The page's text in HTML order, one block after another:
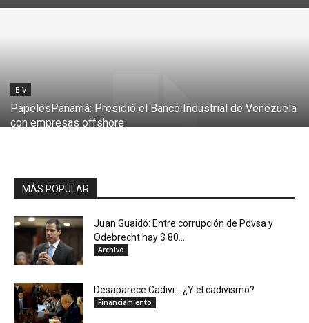
BIV
PapelesPanamá: Presidió el Banco Industrial de Venezuela
con empresas offshore
MÁS POPULAR
Juan Guaidó: Entre corrupción de Pdvsa y
Odebrecht hay $ 80...
Archivo
Desaparece Cadivi… ¿Y el cadivismo?
Financiamiento